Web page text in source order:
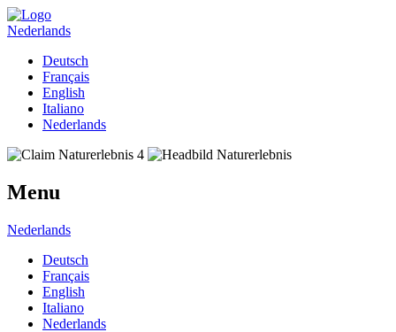
Nederlands
Deutsch
Français
English
Italiano
Nederlands
Menu
Nederlands
Deutsch
Français
English
Italiano
Nederlands